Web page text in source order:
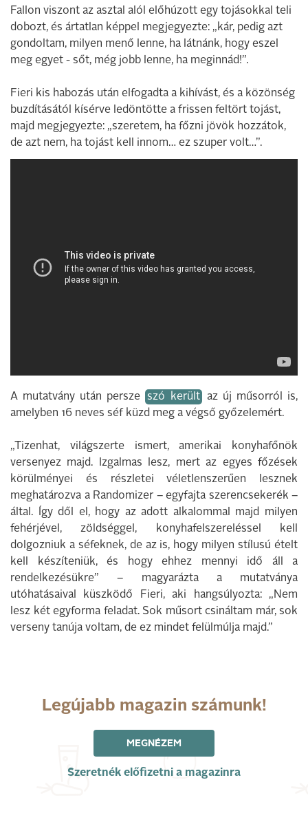
Fallon viszont az asztal alól előhúzott egy tojásokkal teli
dobozt, és ártatlan képpel megjegyezte: „kár, pedig azt
gondoltam, milyen menő lenne, ha látnánk, hogy eszel
meg egyet - sőt, még jobb lenne, ha meginnád!”.
Fieri kis habozás után elfogadta a kihívást, és a közönség
buzdításától kísérve ledöntötte a frissen feltört tojást,
majd megjegyezte: „szeretem, ha főzni jövök hozzátok,
de azt nem, ha tojást kell innom… ez szuper volt…”.
A mutatvány után persze szó került
az új műsorról is,
amelyben 16 neves séf küzd meg a végső győzelemért.
„Tizenhat, világszerte ismert, amerikai konyhafőnök
versenyez majd. Izgalmas lesz, mert az egyes főzések
körülményei és részletei véletlenszerűen lesznek
meghatározva a Randomizer – egyfajta szerencsekerék –
által. Így dől el, hogy az adott alkalommal majd milyen
fehérjével, zöldséggel, konyhafelszereléssel kell
dolgozniuk a séfeknek, de az is, hogy milyen stílusú ételt
kell készíteniük, és hogy ehhez mennyi idő áll a
rendelkezésükre” – magyarázta a mutatványa
utóhatásaival küszködő Fieri, aki hangsúlyozta: „Nem
lesz két egyforma feladat. Sok műsort csináltam már, sok
verseny tanúja voltam, de ez mindet felülmúlja majd.”
Legújabb magazin számunk!
MEGNÉZEM
Szeretnék előfizetni a magazinra